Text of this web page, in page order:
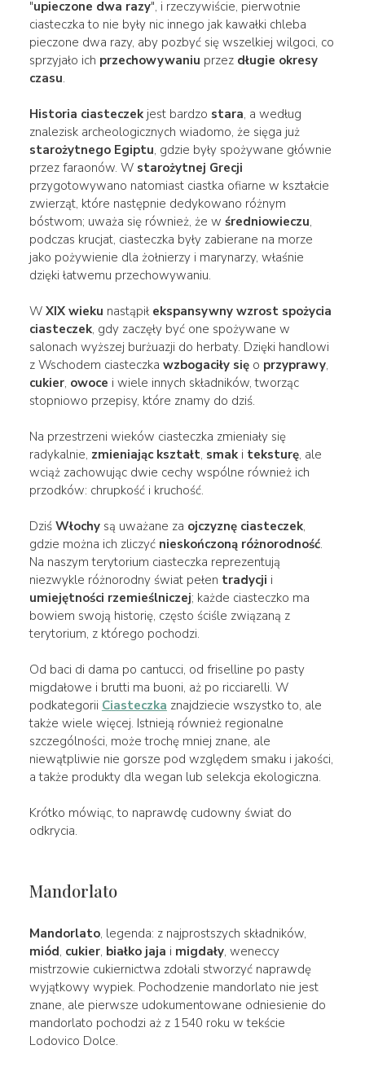
"upieczone dwa razy", i rzeczywiście, pierwotnie
ciasteczka to nie były nic innego jak kawałki chleba
pieczone dwa razy, aby pozbyć się wszelkiej wilgoci, co
sprzyjało ich przechowywaniu przez długie okresy
czasu.
Historia ciasteczekjest bardzo stara, a według
znalezisk archeologicznych wiadomo, że sięga już
starożytnego Egiptu, gdzie były spożywane głównie
przez faraonów. W starożytnej Grecji
przygotowywano natomiast ciastka ofiarne w kształcie
zwierząt, które następnie dedykowano różnym
bóstwom; uważa się również, że w średniowieczu,
podczas krucjat, ciasteczka były zabierane na morze
jako pożywienie dla żołnierzy i marynarzy, właśnie
dzięki łatwemu przechowywaniu.
W XIX wieku nastąpił ekspansywny wzrost spożycia
ciasteczek, gdy zaczęły być one spożywane w
salonach wyższej burżuazji do herbaty. Dzięki handlowi
z Wschodem ciasteczka wzbogaciły sięo przyprawy,
cukier, owoce i wiele innych składników, tworząc
stopniowo przepisy, które znamy do dziś.
Na przestrzeni wieków ciasteczka zmieniały się
radykalnie, zmieniając kształt, smaki teksturę, ale
wciąż zachowując dwie cechy wspólne również ich
przodków: chrupkość i kruchość.
Dziś Włochysą uważane za ojczyznę ciasteczek,
gdzie można ich zliczyć nieskończoną różnorodność.
Na naszym terytorium ciasteczka reprezentują
niezwykle różnorodny świat pełen tradycji i
umiejętności rzemieślniczej; każde ciasteczko ma
bowiem swoją historię, często ściśle związaną z
terytorium, z którego pochodzi.
Od baci di dama po cantucci, od friselline po pasty
migdałowe i brutti ma buoni, aż po ricciarelli. W
podkategorii Ciasteczka znajdziecie wszystko to, ale
także wiele więcej. Istnieją również regionalne
szczególności, może trochę mniej znane, ale
niewątpliwie nie gorsze pod względem smaku i jakości,
a także produkty dla wegan lub selekcja ekologiczna.
Krótko mówiąc, to naprawdę cudowny świat do
odkrycia.
Mandorlato
Mandorlato, legenda: z najprostszych składników,
miód, cukier, białko jaja i migdały, weneccy
mistrzowie cukiernictwa zdołali stworzyć naprawdę
wyjątkowy wypiek. Pochodzenie mandorlato nie jest
znane, ale pierwsze udokumentowane odniesienie do
mandorlato pochodzi aż z 1540 roku w tekście
Lodovico Dolce.